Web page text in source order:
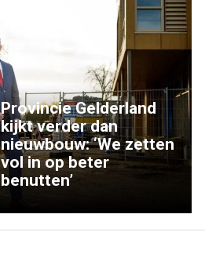
Provincie Gelderland
kijkt verder dan
nieuwbouw: ‘We zetten
vol in op beter
benutten’